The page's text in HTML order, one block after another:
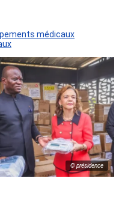
médicaux
© présidence